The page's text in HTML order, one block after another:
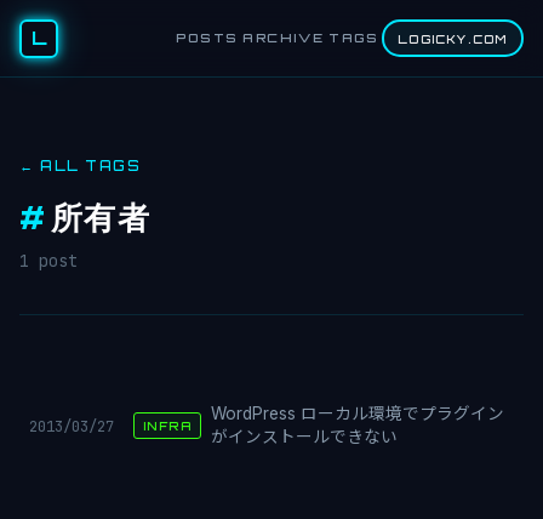
L POSTS ARCHIVE TAGS LOGICKY.COM
← ALL TAGS
# 所有者
1 post
2013/03/27 INFRA
WordPress ローカル環境でプラグイン
がインストールできない